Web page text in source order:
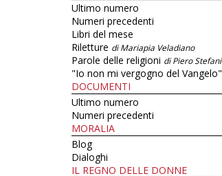
Ultimo numero
Numeri precedenti
Libri del mese
Riletture di Mariapia Veladiano
Parole delle religioni di Piero Stefani
"Io non mi vergogno del Vangelo"
DOCUMENTI
Ultimo numero
Numeri precedenti
MORALIA
Blog
Dialoghi
IL REGNO DELLE DONNE